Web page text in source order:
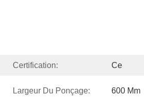
Certification: Ce
Largeur Du Ponçage: 600 Mm